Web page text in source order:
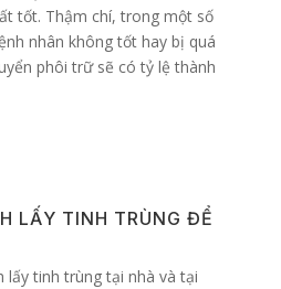
tốt. Thậm chí, trong một số
nhân không tốt hay bị quá
phôi trữ sẽ có tỷ lệ thành
LẤY TINH TRÙNG ĐỂ
lấy tinh trùng tại nhà và tại